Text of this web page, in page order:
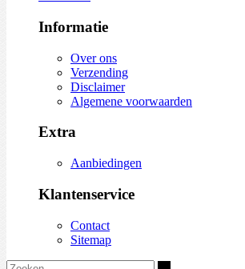
Informatie
Over ons
Verzending
Disclaimer
Algemene voorwaarden
Extra
Aanbiedingen
Klantenservice
Contact
Sitemap